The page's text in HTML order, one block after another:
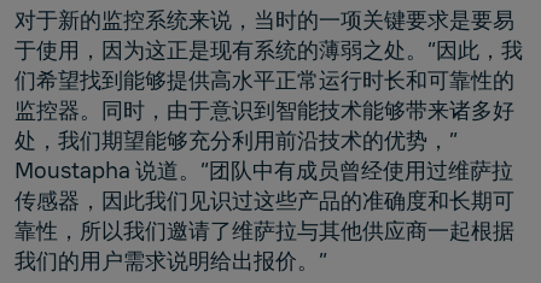
对于新的监控系统来说，当时的一项关键要求是要易
于使用，因为这正是现有系统的薄弱之处。“因此，我
们希望找到能够提供高水平正常运行时长和可靠性的
监控器。同时，由于意识到智能技术能够带来诸多好
处，我们期望能够充分利用前沿技术的优势，”
Moustapha 说道。“团队中有成员曾经使用过维萨拉
传感器，因此我们见识过这些产品的准确度和长期可
靠性，所以我们邀请了维萨拉与其他供应商一起根据
我们的用户需求说明给出报价。”